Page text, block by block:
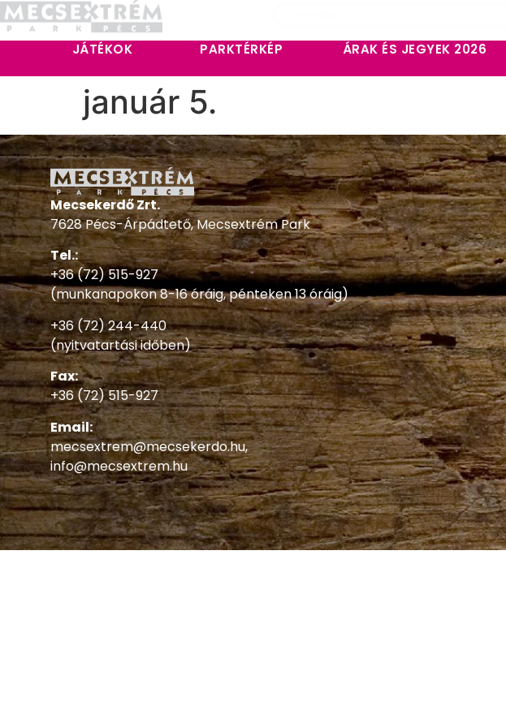
JÁTÉKOK PARKTÉRKÉP ÁRAK ÉS JEGYEK 2026
január 5.
Mecsekerdő Zrt.
7628 Pécs-Árpádtető, Mecsextrém Park
Tel.:
+36 (72) 515-927
(munkanapokon 8-16 óráig, pénteken 13 óráig)
+36 (72) 244-440
(nyitvatartási időben)
Fax:
+36 (72) 515-927
Email:
mecsextrem@mecsekerdo.hu,
info@mecsextrem.hu